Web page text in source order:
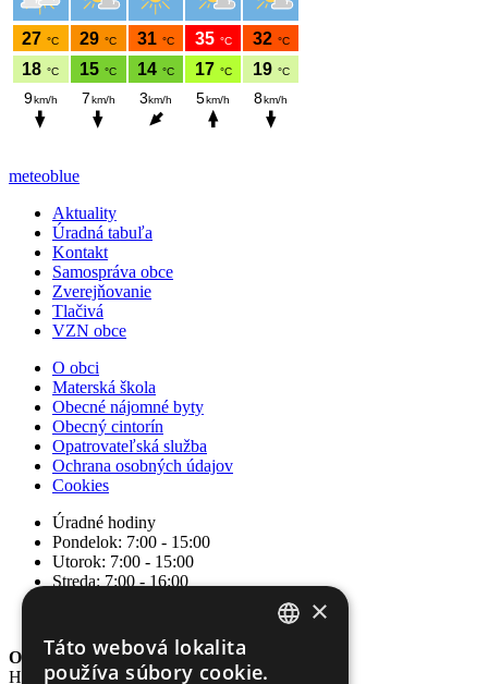
meteoblue
Aktuality
Úradná tabuľa
Kontakt
Samospráva obce
Zverejňovanie
Tlačivá
VZN obce
O obci
Materská škola
Obecné nájomné byty
Obecný cintorín
Opatrovateľská služba
Ochrana osobných údajov
Cookies
Úradné hodiny
Pondelok: 7:00 - 15:00
Utorok: 7:00 - 15:00
Streda: 7:00 - 16:00
Obec Hrašné
Hrašné 3
×
Táto webová lokalita
používa súbory cookie.